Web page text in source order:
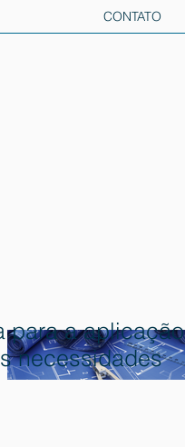
CONTATO
para a aplicação
necessidades